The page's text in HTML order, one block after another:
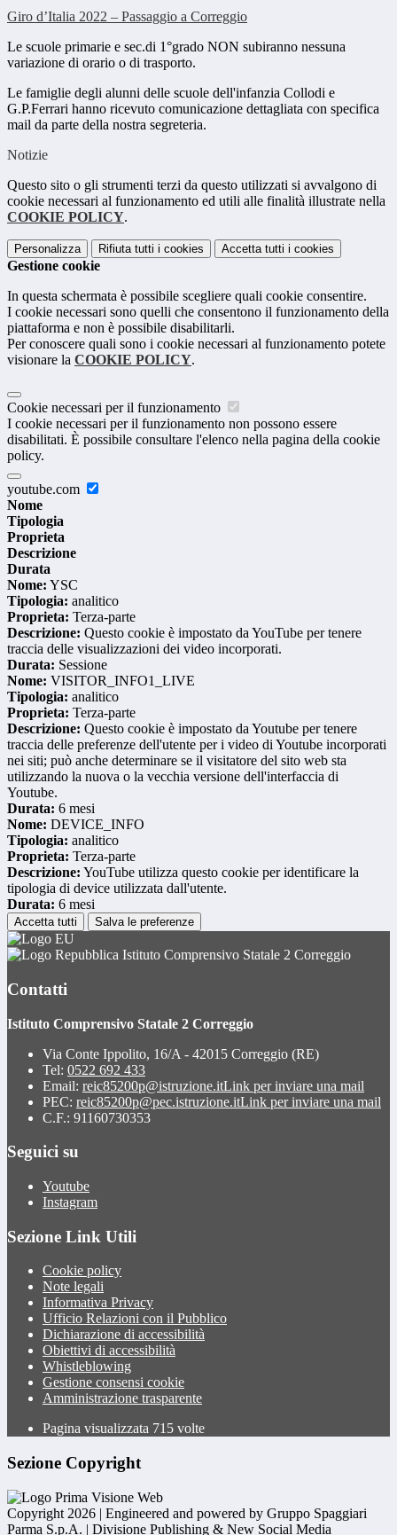
Giro d’Italia 2022 – Passaggio a Correggio
Le scuole primarie e sec.di 1°grado NON subiranno nessuna
variazione di orario o di trasporto.
Le famiglie degli alunni delle scuole dell'infanzia Collodi e
G.P.Ferrari hanno ricevuto comunicazione dettagliata con specifica
mail da parte della nostra segreteria.
Notizie
Questo sito o gli strumenti terzi da questo utilizzati si avvalgono di
cookie necessari al funzionamento ed utili alle finalità illustrate nella
COOKIE POLICY.
Personalizza Rifiuta tutti i cookies Accetta tutti i cookies
Gestione cookie
In questa schermata è possibile scegliere quali cookie consentire.
I cookie necessari sono quelli che consentono il funzionamento della
piattaforma e non è possibile disabilitarli.
Per conoscere quali sono i cookie necessari al funzionamento potete
visionare la COOKIE POLICY.
Cookie necessari per il funzionamento
I cookie necessari per il funzionamento non possono essere
disabilitati. È possibile consultare l'elenco nella pagina della cookie
policy.
youtube.com
Nome
Tipologia
Proprieta
Descrizione
Durata
Nome: YSC
Tipologia: analitico
Proprieta: Terza-parte
Descrizione: Questo cookie è impostato da YouTube per tenere
traccia delle visualizzazioni dei video incorporati.
Durata: Sessione
Nome: VISITOR_INFO1_LIVE
Tipologia: analitico
Proprieta: Terza-parte
Descrizione: Questo cookie è impostato da Youtube per tenere
traccia delle preferenze dell'utente per i video di Youtube incorporati
nei siti; può anche determinare se il visitatore del sito web sta
utilizzando la nuova o la vecchia versione dell'interfaccia di
Youtube.
Durata: 6 mesi
Nome: DEVICE_INFO
Tipologia: analitico
Proprieta: Terza-parte
Descrizione: YouTube utilizza questo cookie per identificare la
tipologia di device utilizzata dall'utente.
Durata: 6 mesi
Accetta tutti Salva le preferenze
Istituto Comprensivo Statale 2 Correggio
Contatti
Istituto Comprensivo Statale 2 Correggio
Via Conte Ippolito, 16/A - 42015 Correggio (RE)
Tel: 0522 692 433
Email: reic85200p@istruzione.itLink per inviare una mail
PEC: reic85200p@pec.istruzione.itLink per inviare una mail
C.F.: 91160730353
Seguici su
Youtube
Instagram
Sezione Link Utili
Cookie policy
Note legali
Informativa Privacy
Ufficio Relazioni con il Pubblico
Dichiarazione di accessibilità
Obiettivi di accessibilità
Whistleblowing
Gestione consensi cookie
Amministrazione trasparente
Pagina visualizzata 715 volte
Sezione Copyright
Copyright 2026 | Engineered and powered by Gruppo Spaggiari
Parma S.p.A. | Divisione Publishing & New Social Media